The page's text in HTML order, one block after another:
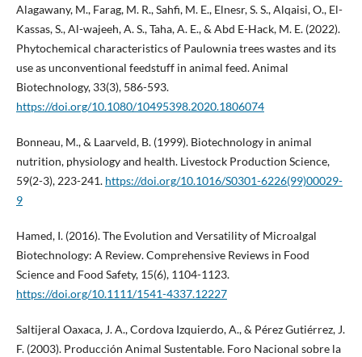
Alagawany, M., Farag, M. R., Sahfi, M. E., Elnesr, S. S., Alqaisi, O., El-
Kassas, S., Al-wajeeh, A. S., Taha, A. E., & Abd E-Hack, M. E. (2022).
Phytochemical characteristics of Paulownia trees wastes and its
use as unconventional feedstuff in animal feed. Animal
Biotechnology, 33(3), 586-593.
https://doi.org/10.1080/10495398.2020.1806074
Bonneau, M., & Laarveld, B. (1999). Biotechnology in animal
nutrition, physiology and health. Livestock Production Science,
59(2-3), 223-241. https://doi.org/10.1016/S0301-6226(99)00029-
9
Hamed, I. (2016). The Evolution and Versatility of Microalgal
Biotechnology: A Review. Comprehensive Reviews in Food
Science and Food Safety, 15(6), 1104-1123.
https://doi.org/10.1111/1541-4337.12227
Saltijeral Oaxaca, J. A., Cordova Izquierdo, A., & Pérez Gutiérrez, J.
F. (2003). Producción Animal Sustentable. Foro Nacional sobre la